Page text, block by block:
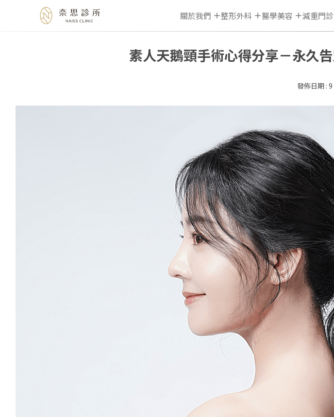
關於我們 整形外科 醫學美容 減重門診
素人天鵝頸手術心得分享－永久
9